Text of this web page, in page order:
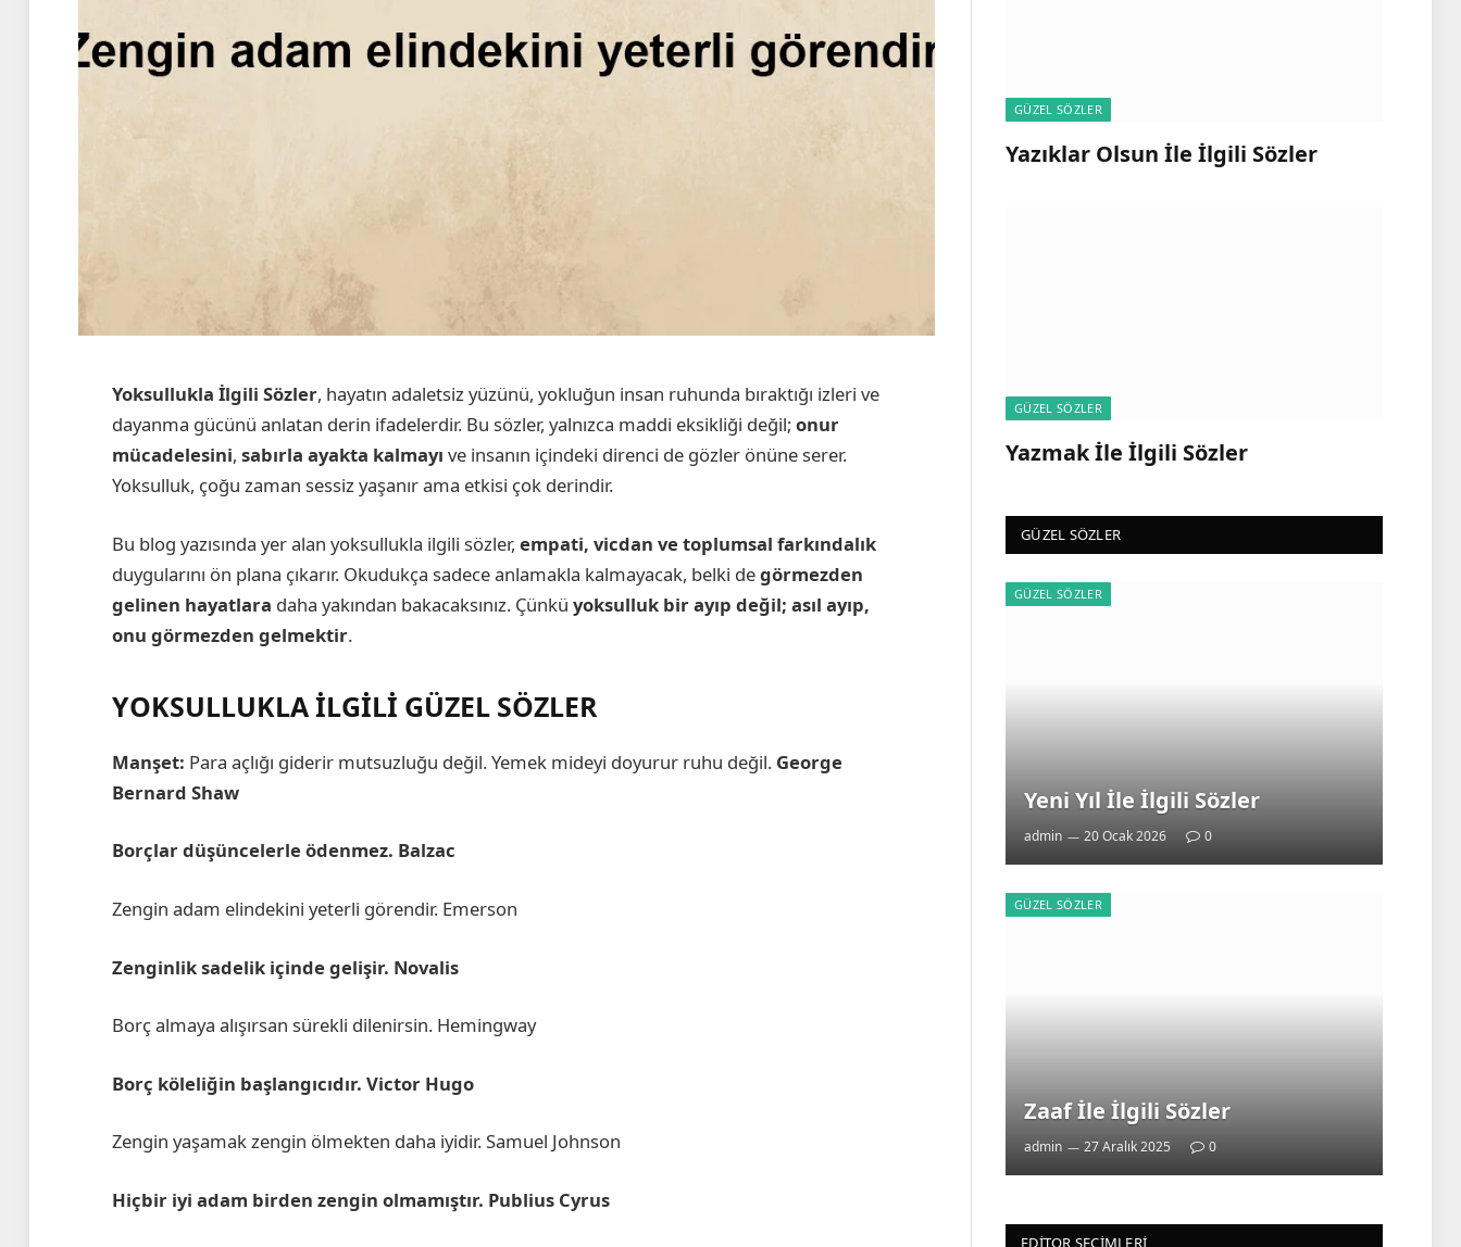
Yoksullukla İlgili Sözler, hayatın adaletsiz yüzünü, yokluğun insan ruhunda bıraktığı izleri ve
dayanma gücünü anlatan derin ifadelerdir. Bu sözler, yalnızca maddi eksikliği değil;onur
mücadelesini, sabırla ayakta kalmayı ve insanın içindeki direnci de gözler önüne serer.
Yoksulluk, çoğu zaman sessiz yaşanır ama etkisi çok derindir.
Bu blog yazısında yer alan yoksullukla ilgili sözler, empati, vicdan ve toplumsal farkındalık
duygularını ön plana çıkarır. Okudukça sadece anlamakla kalmayacak, belki degörmezden
gelinen hayatlara daha yakından bakacaksınız. Çünkü yoksulluk bir ayıp değil; asıl ayıp,
onu görmezden gelmektir.
YOKSULLUKLA İLGİLİ GÜZEL SÖZLER
Manşet: Para açlığı giderir mutsuzluğu değil. Yemek mideyi doyurur ruhu değil. George
Bernard Shaw
Borçlar düşüncelerle ödenmez. Balzac
Zengin adam elindekini yeterli görendir. Emerson
Zenginlik sadelik içinde gelişir. Novalis
Borç almaya alışırsan sürekli dilenirsin. Hemingway
Borç köleliğin başlangıcıdır. Victor Hugo
Zengin yaşamak zengin ölmekten daha iyidir. Samuel Johnson
Hiçbir iyi adam birden zengin olmamıştır. Publius Cyrus
GÜZEL SÖZLER
Yazıklar Olsun İle İlgili Sözler
GÜZEL SÖZLER
Yazmak İle İlgili Sözler
GÜZEL SÖZLER
GÜZEL SÖZLER
Yeni Yıl İle İlgili Sözler
admin 20 Ocak 2026 0
GÜZEL SÖZLER
Zaaf İle İlgili Sözler
admin 27 Aralık 2025 0
EDITOR SEÇIMLERI